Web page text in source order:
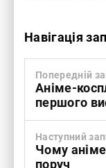
Навігація
Попередній
Аніме-
першого
Наступний
Чому аніме
поруч